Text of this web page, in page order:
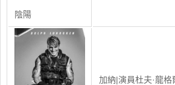
陰陽
加納|演員杜夫·龍格